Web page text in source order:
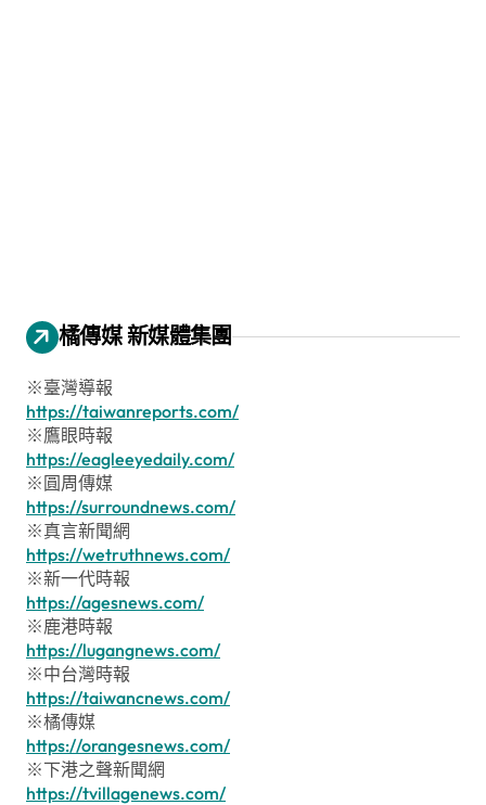
橘傳媒 新媒體集團
※臺灣導報
https://taiwanreports.com/
※鷹眼時報
https://eagleeyedaily.com/
※圓周傳媒
https://surroundnews.com/
※真言新聞網
https://wetruthnews.com/
※新一代時報
https://agesnews.com/
※鹿港時報
https://lugangnews.com/
※中台灣時報
https://taiwancnews.com/
※橘傳媒
https://orangesnews.com/
※下港之聲新聞網
https://tvillagenews.com/